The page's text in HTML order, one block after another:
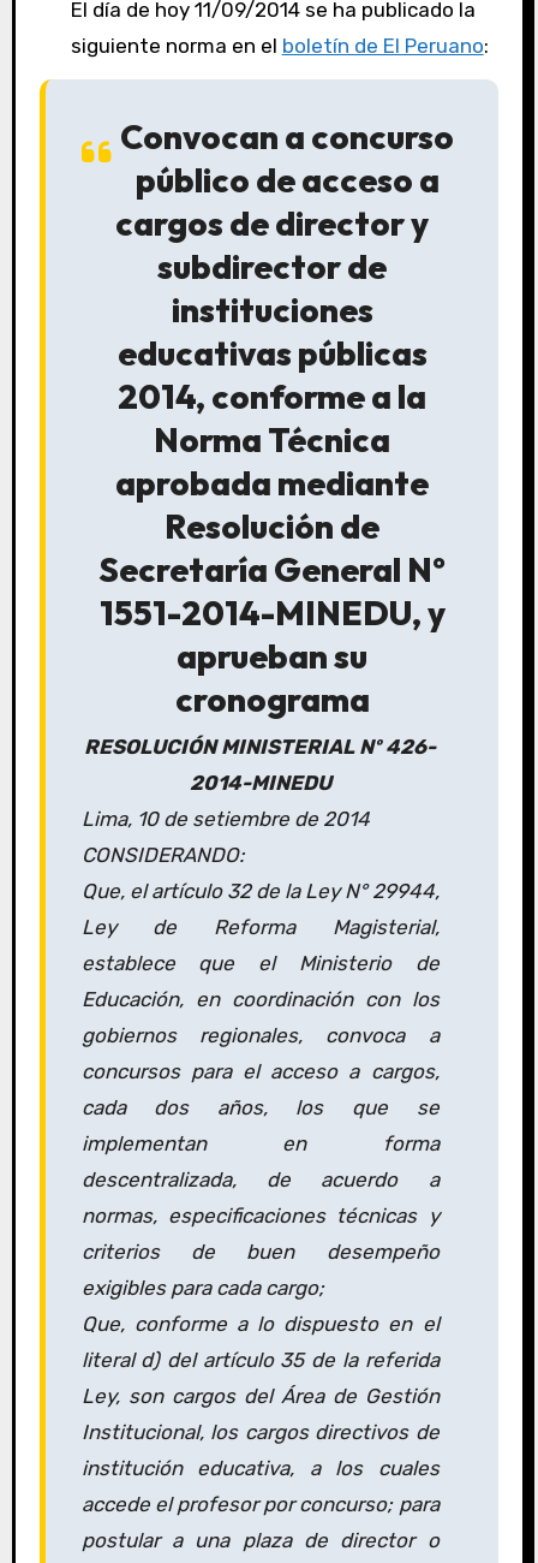
El día de hoy 11/09/2014 se ha publicado la
siguiente norma en el boletín de El Peruano:
Convocan a concurso
público de acceso a
cargos de director y
subdirector de
instituciones
educativas públicas
2014, conforme a la
Norma Técnica
aprobada mediante
Resolución de
Secretaría General Nº
1551-2014-MINEDU, y
aprueban su
cronograma
RESOLUCIÓN MINISTERIAL Nº 426-
2014-MINEDU
Lima, 10 de setiembre de 2014
CONSIDERANDO:
Que, el artículo 32 de la Ley N° 29944,
Ley de Reforma Magisterial,
establece que el Ministerio de
Educación, en coordinación con los
gobiernos regionales, convoca a
concursos para el acceso a cargos,
cada dos años, los que se
implementan en forma
descentralizada, de acuerdo a
normas, especificaciones técnicas y
criterios de buen desempeño
exigibles para cada cargo;
Que, conforme a lo dispuesto en el
literal d) del artículo 35 de la referida
Ley, son cargos del Área de Gestión
Institucional, los cargos directivos de
institución educativa, a los cuales
accede el profesor por concurso; para
postular a una plaza de director o